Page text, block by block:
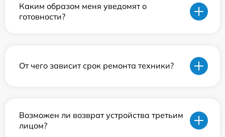
Каким образом меня уведомят о
готовности?
От чего зависит срок ремонта техники?
Возможен ли возврат устройства третьим
лицом?